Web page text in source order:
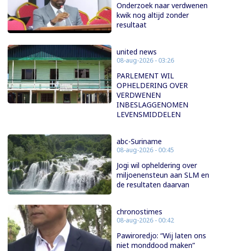
Onderzoek naar verdwenen
kwik nog altijd zonder
resultaat
united news
08-aug-2026 - 03:26
PARLEMENT WIL
OPHELDERING OVER
VERDWENEN
INBESLAGGENOMEN
LEVENSMIDDELEN
abc-Suriname
08-aug-2026 - 00:45
Jogi wil opheldering over
miljoenensteun aan SLM en
de resultaten daarvan
chronostimes
08-aug-2026 - 00:42
Pawiroredjo: “Wij laten ons
niet monddood maken”